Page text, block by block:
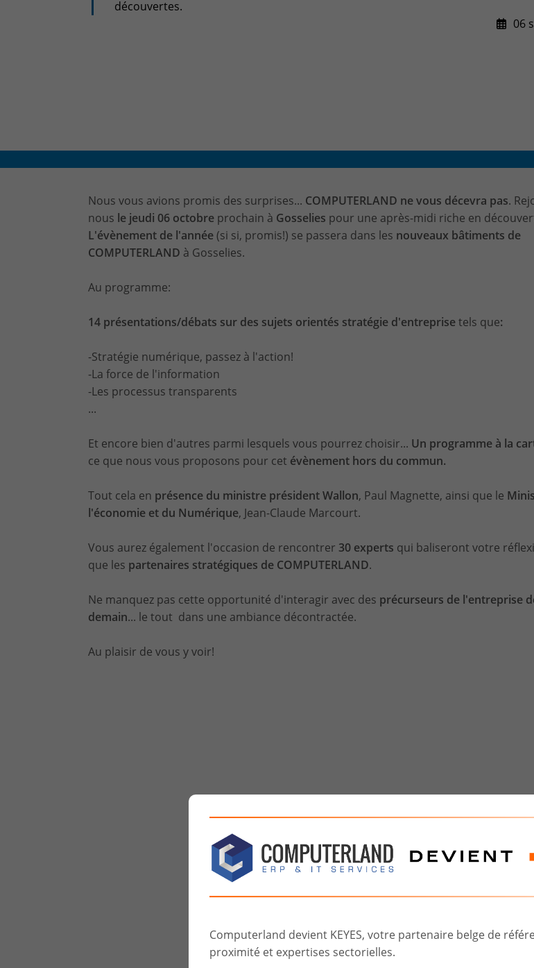
Computerland devient KEYES, votre partenaire belge de
proximité et expertises sectorielles.
CONTACT & PLAN D'ACCES
découvertes.
06
Nous vous avions promis des surprises... COMPUTERLAND ne vous décevra pas.
nous le jeudi 06 octobre prochain à Gosselies pour une après-midi riche en
L'évènement de l'année (si si, promis!) se passera dans les nouveaux bâtiments de
COMPUTERLAND à Gosselies.
Au programme:
14 présentations/débats sur des sujets orientés stratégie d'entreprisetels que:
-Stratégie numérique, passez à l'action!
-La force de l'information
-Les processus transparents
...
Et encore bien d'autres parmi lesquels vous pourrez choisir... Un programme à la
ce que nous vous proposons pour cet évènement hors du commun.
Tout cela en présence du ministre président Wallon, Paul Magnette, ainsi que le
l'économie et du Numérique, Jean-Claude Marcourt.
Vous aurez également l'occasion de rencontrer 30 experts qui baliseront votre
que les partenaires stratégiques de COMPUTERLAND.
Ne manquez pas cette opportunité d'interagir avec des précurseurs de l'entreprise
demain... le tout dans une ambiance décontractée.
Au plaisir de vous y voir!